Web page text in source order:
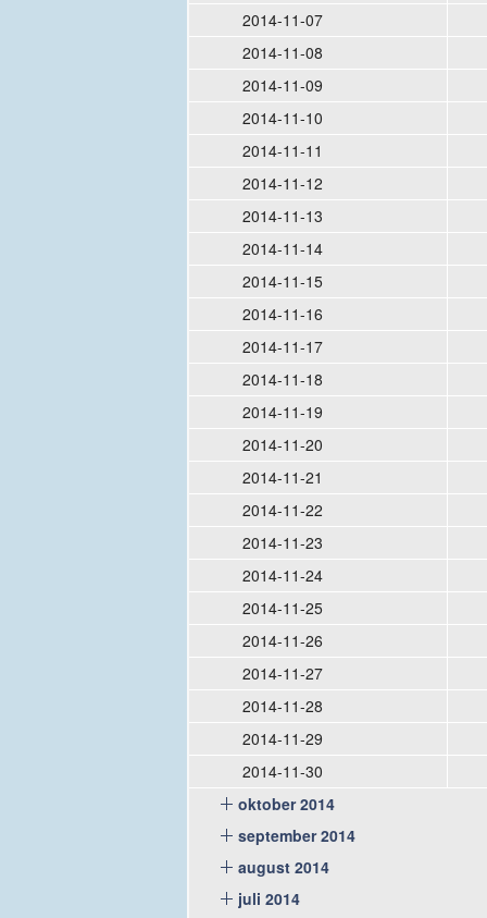
2014-11-07
2014-11-08
2014-11-09
2014-11-10
2014-11-11
2014-11-12
2014-11-13
2014-11-14
2014-11-15
2014-11-16
2014-11-17
2014-11-18
2014-11-19
2014-11-20
2014-11-21
2014-11-22
2014-11-23
2014-11-24
2014-11-25
2014-11-26
2014-11-27
2014-11-28
2014-11-29
2014-11-30
oktober 2014
september 2014
august 2014
juli 2014